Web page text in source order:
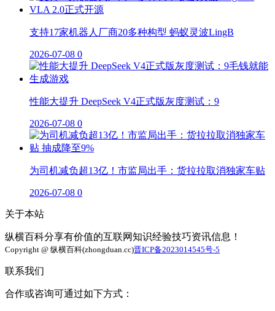
支持17家机器人厂商20多种构型 蚂蚁灵波LingB
2026-07-08 0
性能大提升 DeepSeek V4正式版灰度测试：9
2026-07-08 0
为司机减负超13亿！市监局出手：货拉拉取消独家车贴
2026-07-08 0
关于本站
纵横百科分享有价值的互联网知识经验技巧资讯信息！
Copyright @ 纵横百科(zhongduan.cc)晋ICP备2023014545号-5
联系我们
合作或咨询可通过如下方式：